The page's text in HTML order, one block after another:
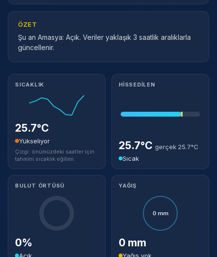
ÖZET
Şu an Amasya: Açık. Veriler yaklaşık 3 saatlik aralıklarla
güncellenir.
Meteorolojik ayrıntılar
SICAKLIK
25.7°C
Yükseliyor
Çizgi: önümüzdeki saatler için
tahmini sıcaklık eğilimi.
HISSEDILEN
25.7°C gerçek 25.7°C
Sıcak
BULUT ÖRTÜSÜ
0%
Açık
YAĞIŞ
0 mm
0 mm
Yağış yok